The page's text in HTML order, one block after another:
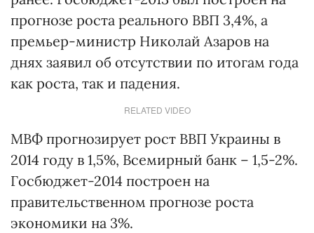
прогнозе роста реального ВВП 3,4%, а
премьер-министр Николай Азаров на
днях заявил об отсутствии по итогам года
как роста, так и падения.
RELATED VIDEO
МВФ прогнозирует рост ВВП Украины в
2014 году в 1,5%, Всемирный банк – 1,5-2%.
Госбюджет-2014 построен на
правительственном прогнозе роста
экономики на 3%.